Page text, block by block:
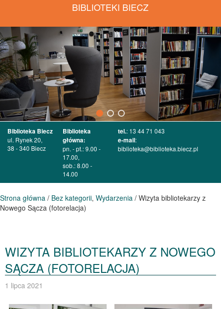
BIBLIOTEKI BIECZ
Biblioteka Biecz
ul. Rynek 20,
38 - 340 Biecz
Biblioteka
główna:
pn. - pt.: 9.00 -
17.00,
sob.: 8.00 -
14.00
tel.: 13 44 71 043
e-mail:
biblioteka@biblioteka.biecz.pl
Strona główna / Bez kategorii, Wydarzenia / Wizyta bibliotekarzy z
Nowego Sącza (fotorelacja)
WIZYTA BIBLIOTEKARZY Z NOWEGO
SĄCZA (FOTORELACJA)
1 lipca 2021